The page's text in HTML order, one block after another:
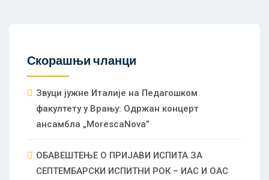
Скорашњи чланци
Звуци јужне Италије на Педагошком
факултету у Врању: Одржан концерт
ансамбла „MorescaNova”
ОБАВЕШТЕЊЕ О ПРИЈАВИ ИСПИТА ЗА
СЕПТЕМБАРСКИ ИСПИТНИ РОК – ИАС И ОАС